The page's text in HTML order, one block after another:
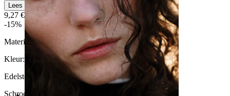
Lees meer
9,27 € 10,90 €
-15%
Materiaal:Chirurgisch staal / Messing
Kleur:
Edelsteen kleur:
Transparant / Blauw
Schroefdraad dikte: